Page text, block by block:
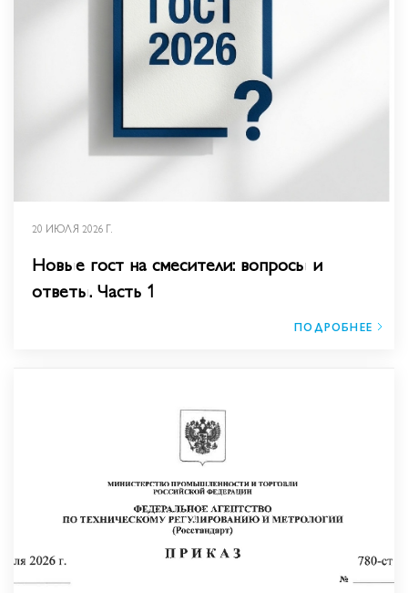
20 ИЮЛЯ 2026 Г.
Новые гост на смесители: вопросы и
ответы. Часть 1
ПОДРОБНЕЕ